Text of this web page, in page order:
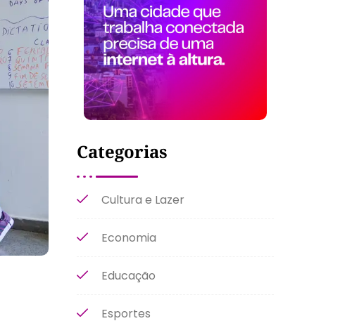
Categorias
Cultura e Lazer
Economia
Educação
Esportes